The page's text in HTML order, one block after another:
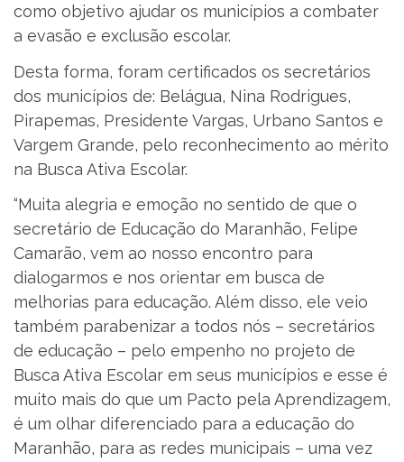
como objetivo ajudar os municípios a combater
a evasão e exclusão escolar.
Desta forma, foram certificados os secretários
dos municípios de: Belágua, Nina Rodrigues,
Pirapemas, Presidente Vargas, Urbano Santos e
Vargem Grande, pelo reconhecimento ao mérito
na Busca Ativa Escolar.
“Muita alegria e emoção no sentido de que o
secretário de Educação do Maranhão, Felipe
Camarão, vem ao nosso encontro para
dialogarmos e nos orientar em busca de
melhorias para educação. Além disso, ele veio
também parabenizar a todos nós – secretários
de educação – pelo empenho no projeto de
Busca Ativa Escolar em seus municípios e esse é
muito mais do que um Pacto pela Aprendizagem,
é um olhar diferenciado para a educação do
Maranhão, para as redes municipais – uma vez